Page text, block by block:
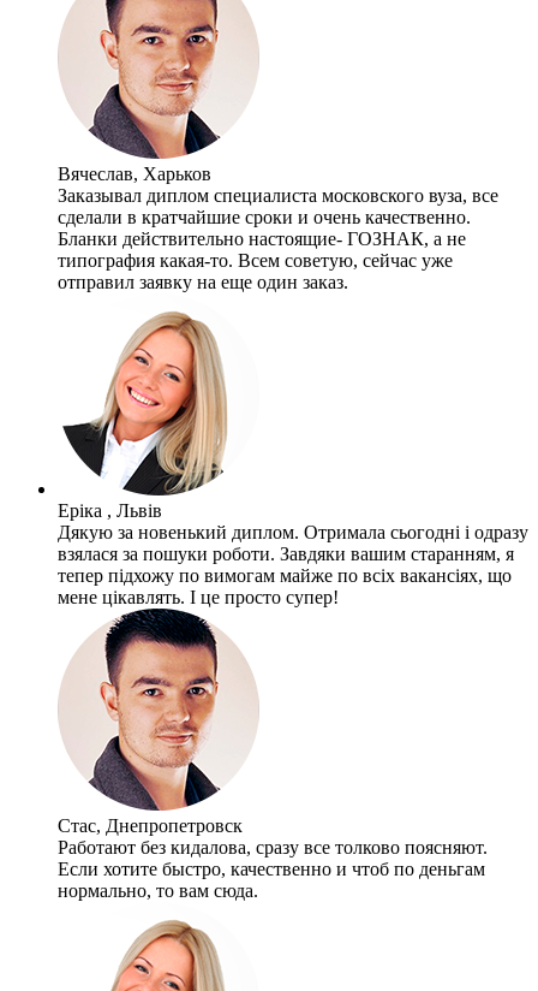
Вячеслав, Харьков
Заказывал диплом специалиста московского вуза, все
сделали в кратчайшие сроки и очень качественно.
Бланки действительно настоящие- ГОЗНАК, а не
типография какая-то. Всем советую, сейчас уже
отправил заявку на еще один заказ.
Еріка , Львів
Дякую за новенький диплом. Отримала сьогодні і одразу
взялася за пошуки роботи. Завдяки вашим старанням, я
тепер підхожу по вимогам майже по всіх вакансіях, що
мене цікавлять. І це просто супер!
Стас, Днепропетровск
Работают без кидалова, сразу все толково поясняют.
Если хотите быстро, качественно и чтоб по деньгам
нормально, то вам сюда.